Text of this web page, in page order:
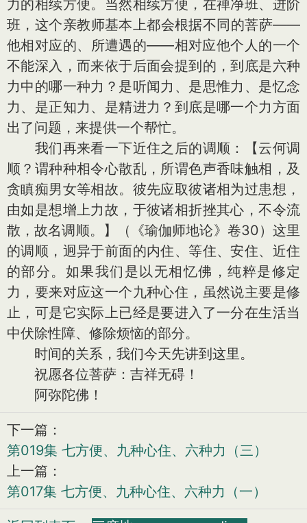
力的相续方便。当然相续方便，在禅净班、进阶
班，这个亲教师基本上都会根据不同的菩萨——
他相对应的、所遭遇的——相对应他个人的一个
不能深入，而来依于后面会提到的，到底是六种
力中的哪一种力？是听闻力、是思惟力、是忆念
力、是正知力、是精进力？到底是哪一个力方面
出了问题，来提供一个帮忙。
我们再来看一下近住之后的调顺：【云何调
顺？谓种种相令心散乱，所谓色声香味触相，及
贪瞋痴男女等相故。彼先应取彼诸相为过患想，
由如是想增上力故，于彼诸相折挫其心，不令流
散，故名调顺。】（《瑜伽师地论》卷30）这里
的调顺，迥异于前面的内住、等住、安住、近住
的部分。如果我们是以无相忆佛，纯粹是修定
力，要来对应这一个九种心住，虽然说主要是修
止，可是它实际上已经是要进入了一分在生活当
中伏除性障、修除烦恼的部分。
时间的关系，我们今天先讲到这里。
祝愿各位菩萨：吉祥无碍！
阿弥陀佛！
下一篇：
第019集 七方便、九种心住、六种力（三）
上一篇：
第017集 七方便、九种心住、六种力（一）